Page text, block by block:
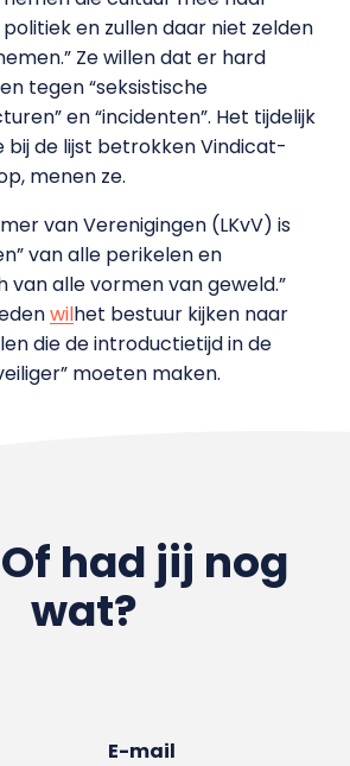
en zullen daar niet zelden
Ze willen dat er hard
tegen “seksistische
en “incidenten”. Het tijdelijk
bij de lijst betrokken Vindicat-
menen ze.
van Verenigingen (LKvV) is
van alle perikelen en
van alle vormen van geweld.”
wilhet bestuur kijken naar
die de introductietijd in de
moeten maken.
had jij nog
wat?
E-mail